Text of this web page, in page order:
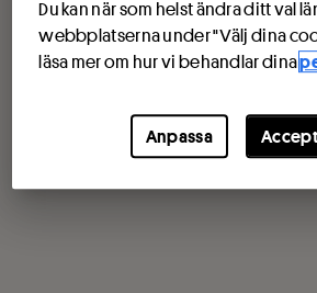
Du kan när som helst ändra ditt val
webbplatserna under "Välj dina
läsa mer om hur vi behandlar dina
Anpassa